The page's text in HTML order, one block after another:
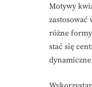
Motywy
zastosować
różne
stać się
dynamiczne